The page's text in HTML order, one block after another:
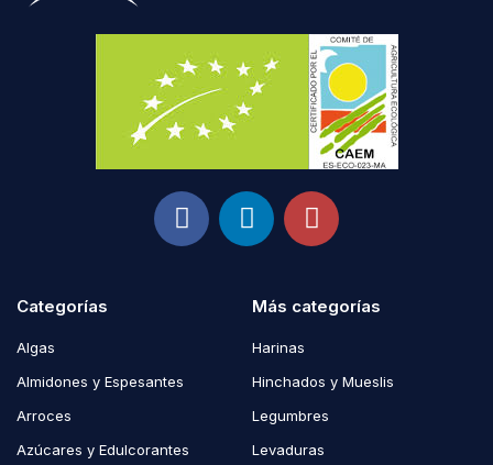
Categorías
Algas
Almidones y Espesantes
Arroces
Azúcares y Edulcorantes
Más categorías
Harinas
Hinchados y Mueslis
Legumbres
Levaduras